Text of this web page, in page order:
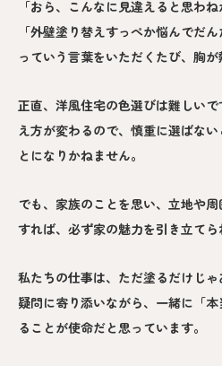
「おら、こんなに見違えると思わね
「外壁塗り替えすっぺか悩んでだ
っていう言葉をいただくたび、胸が
正直、洋風住宅の色選びは難しい
え方が変わるので、慎重に選ばな
とになりかねません。
でも、家族のことを思い、立地や
すれば、必ず家の魅力を引き立てら
私たちの仕事は、ただ塗るだけじ
疑問に寄り添いながら、一緒に「
ることが使命だと思っています。